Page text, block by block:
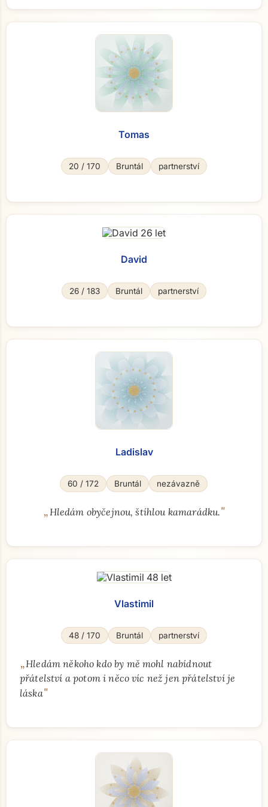
Přejít na hlavní obsah
Tomas
20 / 170 Bruntál partnerství
David
26 / 183 Bruntál partnerství
Ladislav
60 / 172 Bruntál nezávazně
„Hledám obyčejnou, štíhlou kamarádku."
Vlastimil
48 / 170 Bruntál partnerství
„Hledám někoho kdo by mě mohl nabídnout
přátelství a potom i něco víc než jen přátelství je
láska"